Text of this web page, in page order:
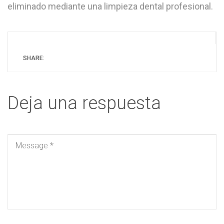
eliminado mediante una limpieza dental profesional.
SHARE:
Deja una respuesta